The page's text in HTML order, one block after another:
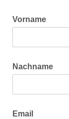
Vorname
Nachname
Email